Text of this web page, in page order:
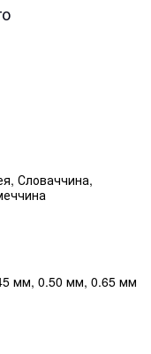
Словаччина,
мм, 0.50 мм, 0.65 мм